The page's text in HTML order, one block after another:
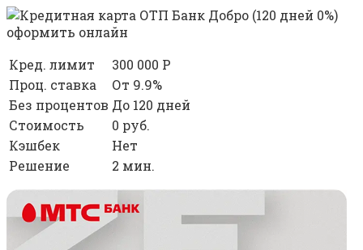
Кред. лимит
300 000 Р
Проц. ставка
От 9.9%
Без процентов До 120 дней
Стоимость
0 руб.
Кэшбек
Нет
Решение
2 мин.